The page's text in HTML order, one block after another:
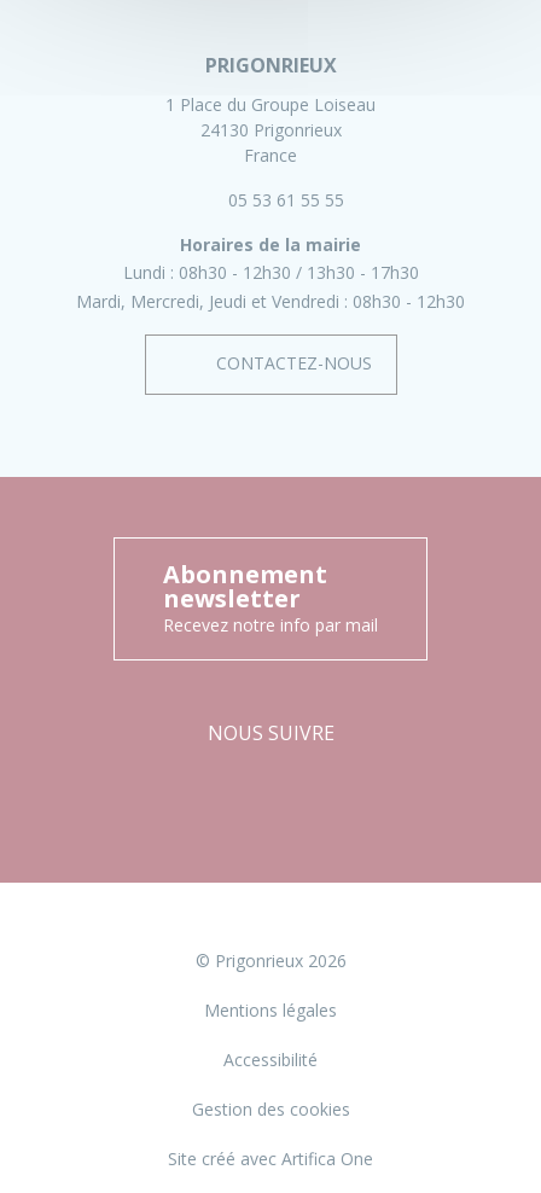
PRIGONRIEUX
1 Place du Groupe Loiseau
24130 Prigonrieux
France
05 53 61 55 55
Horaires de la mairie
Lundi : 08h30 - 12h30
13h30 - 17h30
Mardi, Mercredi, Jeudi et Vendredi : 08h30 - 12h30
CONTACTEZ-NOUS
Abonnement
newsletter
Recevez notre info par mail
NOUS SUIVRE
© Prigonrieux 2026
Mentions légales
Accessibilité
Gestion des cookies
Site créé avec Artifica One